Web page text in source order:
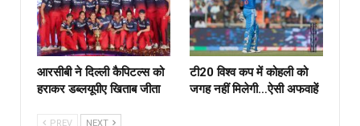
आरसीबी ने दिल्ली कैपिटल्स को
हराकर डब्लयूपीए खिताब जीता
टी20 विश्व कप में कोहली को
जगह नहीं मिलेगी…ऐसी अफवाहें
PREV NEXT